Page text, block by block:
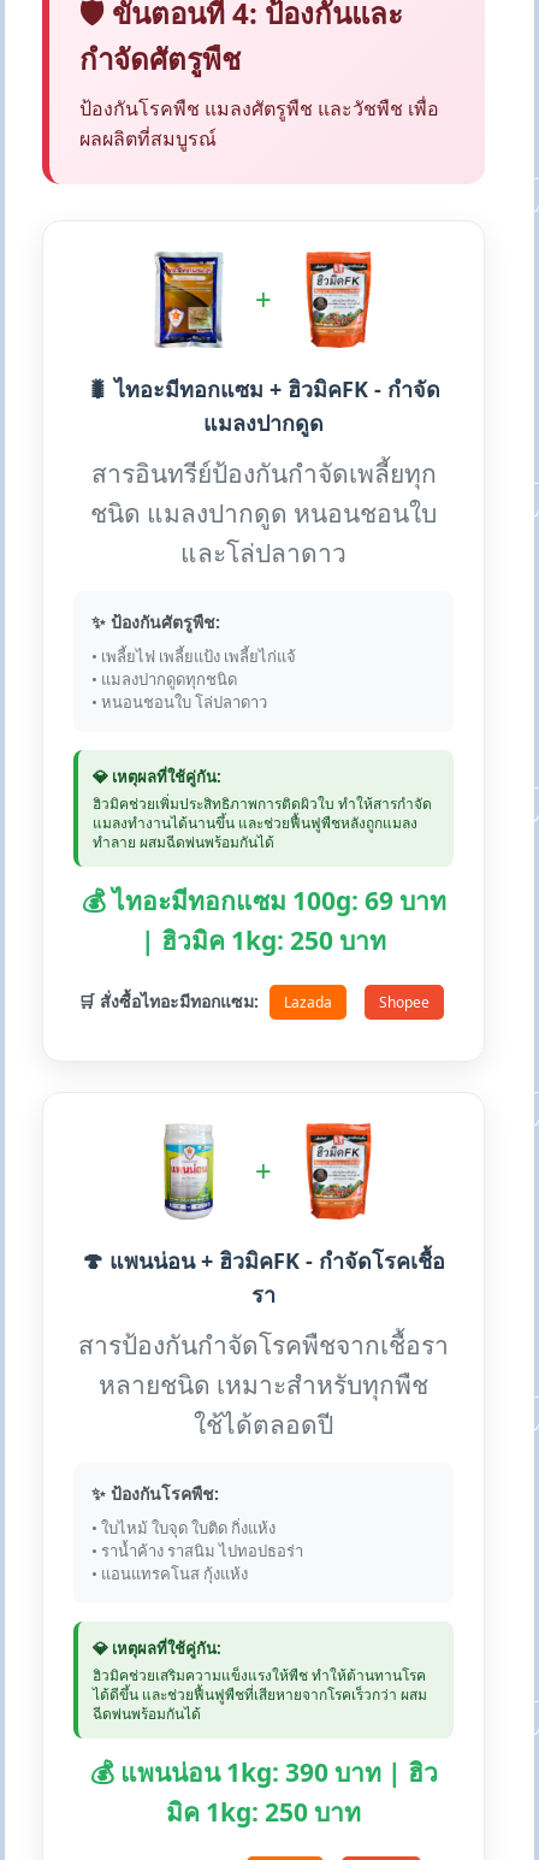
🛡️ ขั้นตอนที่ 4: ป้องกันและ
กำจัดศัตรูพืช
ป้องกันโรคพืช แมลงศัตรูพืช และวัชพืช เพื่อ
ผลผลิตที่สมบูรณ์
+
🐛 ไทอะมีทอกแซม + ฮิวมิคFK - กำจัด
แมลงปากดูด
สารอินทรีย์ป้องกันกำจัดเพลี้ยทุก
ชนิด แมลงปากดูด หนอนชอนใบ
และโล่ปลาดาว
✨ ป้องกันศัตรูพืช:
• เพลี้ยไฟ เพลี้ยแป้ง เพลี้ยไก่แจ้
• แมลงปากดูดทุกชนิด
• หนอนชอนใบ โล่ปลาดาว
💎 เหตุผลที่ใช้คู่กัน:
ฮิวมิคช่วยเพิ่มประสิทธิภาพการติดผิวใบ ทำให้สารกำจัด
แมลงทำงานได้นานขึ้น และช่วยฟื้นฟูพืชหลังถูกแมลง
ทำลาย ผสมฉีดพ่นพร้อมกันได้
💰 ไทอะมีทอกแซม 100g: 69 บาท
| ฮิวมิค 1kg: 250 บาท
🛒 สั่งซื้อไทอะมีทอกแซม: Lazada Shopee
+
🍄 แพนน่อน + ฮิวมิคFK - กำจัดโรคเชื้อ
รา
สารป้องกันกำจัดโรคพืชจากเชื้อรา
หลายชนิด เหมาะสำหรับทุกพืช
ใช้ได้ตลอดปี
✨ ป้องกันโรคพืช:
• ใบไหม้ ใบจุด ใบติด กิ่งแห้ง
• ราน้ำค้าง ราสนิม ไปทอปธอร่า
• แอนแทรคโนส กุ้งแห้ง
💎 เหตุผลที่ใช้คู่กัน:
ฮิวมิคช่วยเสริมความแข็งแรงให้พืช ทำให้ต้านทานโรค
ได้ดีขึ้น และช่วยฟื้นฟูพืชที่เสียหายจากโรคเร็วกว่า ผสม
ฉีดพ่นพร้อมกันได้
💰 แพนน่อน 1kg: 390 บาท | ฮิว
มิค 1kg: 250 บาท